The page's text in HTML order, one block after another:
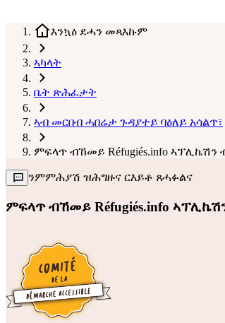
እንኳዕ ደሓን መጻእኩም
ኣካላት
ቤት ጽሕፈታት
ኣብ መርበብ ሓበሬታ ጉዳያተይ ባዕለይ አሳልጥ፣
ምፍላጥ ብኸመይ Réfugiés.info
ንምምሕያሽ ዝሕግዙና ርእይቶ ጸሓፉልና
ምፍላጥ ብኸመይ Réfugiés.info